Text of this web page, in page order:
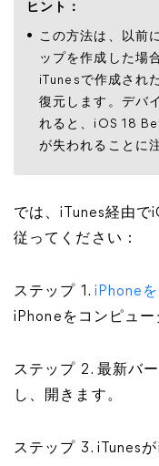
ヒント：
この方法は、以前
ップを作成した場
iTunesで作成され
復元します。デバ
れると、iOS 18
が失われることに
では、iTunes経由
従ってください：
ステップ 1. iPhone
iPhoneをコンピュー
ステップ 2. 最新バ
し、開きます。
ステップ 3. iTunes